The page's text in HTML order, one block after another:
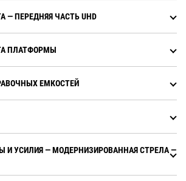
Функции управления
производительностью позволяют
анализировать общую
перемещенный объем грунта,
Эти важные показатели
повысить эффективность работы
― ПЕРЕДНЯЯ ЧАСТЬ UHD
ПЛАТФОРМЫ
ЕМКОСТЕЙ
И УСИЛИЯ ― МОДЕРНИЗИРОВАННАЯ СТРЕЛА ―